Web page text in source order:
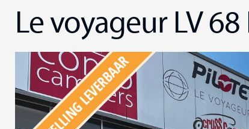
Le voyageur LV 68